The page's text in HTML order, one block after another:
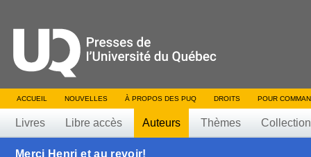
ACCUEIL NOUVELLES À PROPOS DES PUQ DROITS POUR
Livres Libre accès Auteurs Thèmes
Merci Henri et au revoir!